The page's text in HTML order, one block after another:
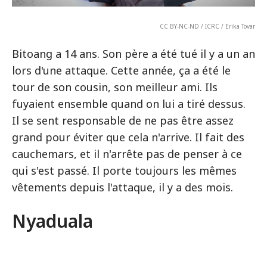
CC BY-NC-ND / ICRC / Erika Tovar
Bitoang a 14 ans. Son père a été tué il y a un an
lors d'une attaque. Cette année, ça a été le
tour de son cousin, son meilleur ami. Ils
fuyaient ensemble quand on lui a tiré dessus.
Il se sent responsable de ne pas être assez
grand pour éviter que cela n'arrive. Il fait des
cauchemars, et il n'arrête pas de penser à ce
qui s'est passé. Il porte toujours les mêmes
vêtements depuis l'attaque, il y a des mois.
Nyaduala